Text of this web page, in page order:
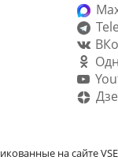
на сайте